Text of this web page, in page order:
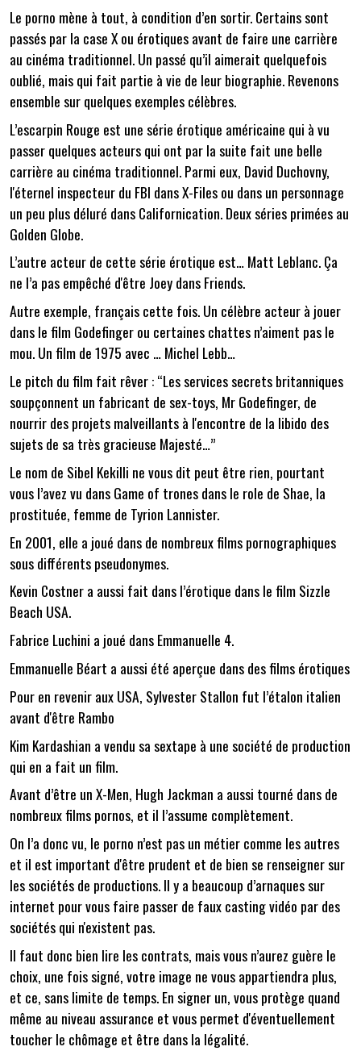
Le porno mène à tout, à condition d’en sortir. Certains sont
passés par la case X ou érotiques avant de faire une carrière
au cinéma traditionnel. Un passé qu’il aimerait quelquefois
oublié, mais qui fait partie à vie de leur biographie. Revenons
ensemble sur quelques exemples célèbres.
L’escarpin Rouge est une série érotique américaine qui à vu
passer quelques acteurs qui ont par la suite fait une belle
carrière au cinéma traditionnel. Parmi eux, David Duchovny,
l'éternel inspecteur du FBI dans X-Files ou dans un personnage
un peu plus déluré dans Californication. Deux séries primées au
Golden Globe.
L’autre acteur de cette série érotique est… Matt Leblanc. Ça
ne l’a pas empêché d'être Joey dans Friends.
Autre exemple, français cette fois. Un célèbre acteur à jouer
dans le film Godefinger ou certaines chattes n’aiment pas le
mou. Un film de 1975 avec … Michel Lebb…
Le pitch du film fait rêver : “Les services secrets britanniques
soupçonnent un fabricant de sex-toys, Mr Godefinger, de
nourrir des projets malveillants à l'encontre de la libido des
sujets de sa très gracieuse Majesté…”
Le nom de Sibel Kekilli ne vous dit peut être rien, pourtant
vous l’avez vu dans Game of trones dans le role de Shae, la
prostituée, femme de Tyrion Lannister.
En 2001, elle a joué dans de nombreux films pornographiques
sous différents pseudonymes.
Kevin Costner a aussi fait dans l’érotique dans le film Sizzle
Beach USA.
Fabrice Luchini a joué dans Emmanuelle 4.
Emmanuelle Béart a aussi été aperçue dans des films érotiques
Pour en revenir aux USA, Sylvester Stallon fut l’étalon italien
avant d'être Rambo
Kim Kardashian a vendu sa sextape à une société de production
qui en a fait un film.
Avant d’être un X-Men, Hugh Jackman a aussi tourné dans de
nombreux films pornos, et il l’assume complètement.
On l’a donc vu, le porno n’est pas un métier comme les autres
et il est important d'être prudent et de bien se renseigner sur
les sociétés de productions. Il y a beaucoup d’arnaques sur
internet pour vous faire passer de faux casting vidéo par des
sociétés qui n'existent pas.
Il faut donc bien lire les contrats, mais vous n’aurez guère le
choix, une fois signé, votre image ne vous appartiendra plus,
et ce, sans limite de temps. En signer un, vous protège quand
même au niveau assurance et vous permet d'éventuellement
toucher le chômage et être dans la légalité.